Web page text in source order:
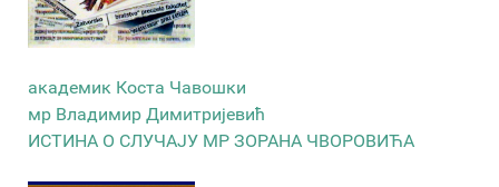
академик Коста Чавошки
мр Владимир Димитријевић
ИСТИНА О СЛУЧАЈУ МР ЗОРАНА ЧВОРОВИЋА